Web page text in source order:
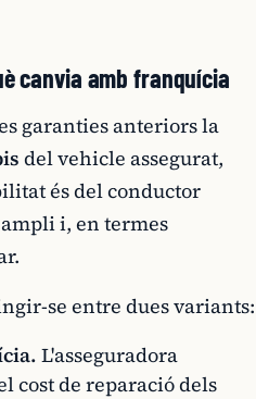
canvia amb franquícia
garanties anteriors la
del vehicle assegurat,
és del conductor
i, en termes
se entre dues variants:
L'asseguradora
cost de reparació dels